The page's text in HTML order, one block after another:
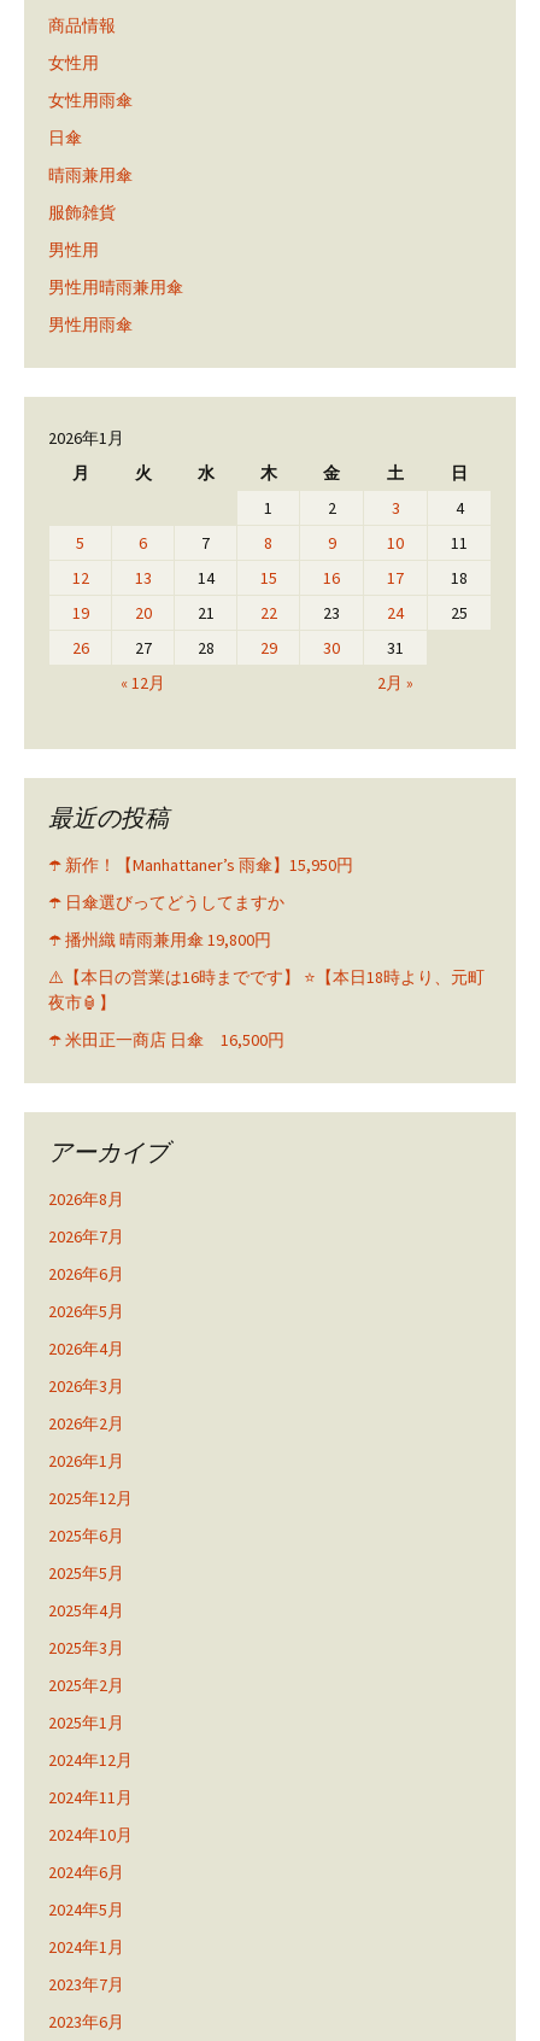
商品情報
女性用
女性用雨傘
日傘
晴雨兼用傘
服飾雑貨
男性用
男性用晴雨兼用傘
男性用雨傘
2026年1月
月
火 水 木 金 土 日
« 12月 2月 »
1 2 3
4
5
6 7 8 9 10
11
12
13 14 15 16 17
18
19
20 21 22 23 24
25
26
27 28 29 30 31
最近の投稿
☂️ 新作！【Manhattaner’s 雨傘】15,950円
☂️ 日傘選びってどうしてますか
☂️ 播州織 晴雨兼用傘 19,800円
⚠️【本日の営業は16時までです】 ⭐️【本日18時より、元町
夜市🏮】
☂️ 米田正一商店 日傘 16,500円
アーカイブ
2026年8月
2026年7月
2026年6月
2026年5月
2026年4月
2026年3月
2026年2月
2026年1月
2025年12月
2025年6月
2025年5月
2025年4月
2025年3月
2025年2月
2025年1月
2024年12月
2024年11月
2024年10月
2024年6月
2024年5月
2024年1月
2023年7月
2023年6月